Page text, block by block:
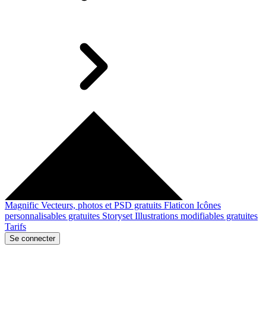
Magnific Vecteurs, photos et PSD gratuits Flaticon Icônes
personnalisables gratuites Storyset Illustrations modifiables gratuites
Tarifs
Se connecter